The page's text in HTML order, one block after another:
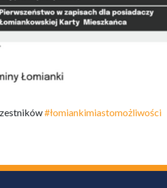
#łomiankimiastomożliwości